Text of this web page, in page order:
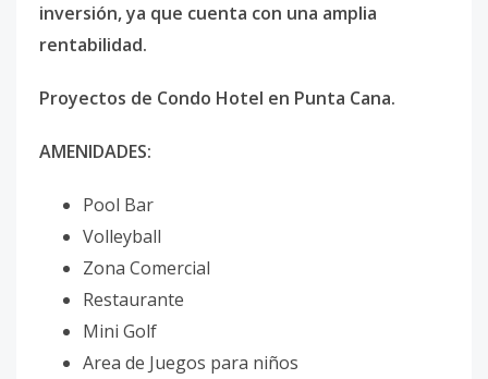
inversión, ya que cuenta con una amplia
rentabilidad.
Proyectos de Condo Hotel en Punta Cana.
AMENIDADES:
Pool Bar
Volleyball
Zona Comercial
Restaurante
Mini Golf
Area de Juegos para niños